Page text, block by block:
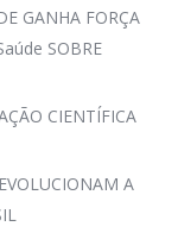
GANHA FORÇA
SOBRE
CIENTÍFICA
A